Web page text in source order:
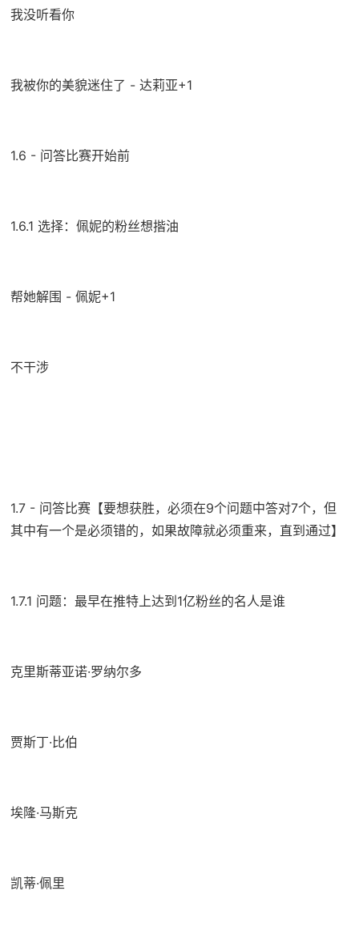
我没听看你
我被你的美貌迷住了 - 达莉亚+1
1.6 - 问答比赛开始前
1.6.1 选择：佩妮的粉丝想揩油
帮她解围 - 佩妮+1
不干涉
1.7 - 问答比赛【要想获胜，必须在9个问题中答对7个，但
其中有一个是必须错的，如果故障就必须重来，直到通过】
1.7.1 问题：最早在推特上达到1亿粉丝的名人是谁
克里斯蒂亚诺·罗纳尔多
贾斯丁·比伯
埃隆·马斯克
凯蒂·佩里